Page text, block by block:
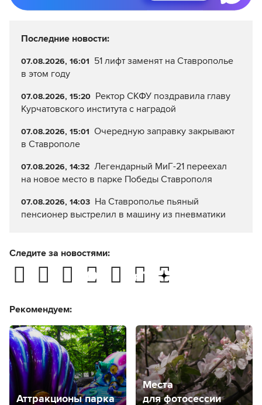
Последние новости:
07.08.2026, 16:01 51 лифт заменят на Ставрополье
в этом году
07.08.2026, 15:20 Ректор СКФУ поздравила главу
Курчатовского института с наградой
07.08.2026, 15:01 Очередную заправку закрывают
в Ставрополе
07.08.2026, 14:32 Легендарный МиГ-21 переехал
на новое место в парке Победы Ставрополя
07.08.2026, 14:03 На Ставрополье пьяный
пенсионер выстрелил в машину из пневматики
Следите за новостями:
Рекомендуем:
Аттракционы парка
Места
для фотосессии